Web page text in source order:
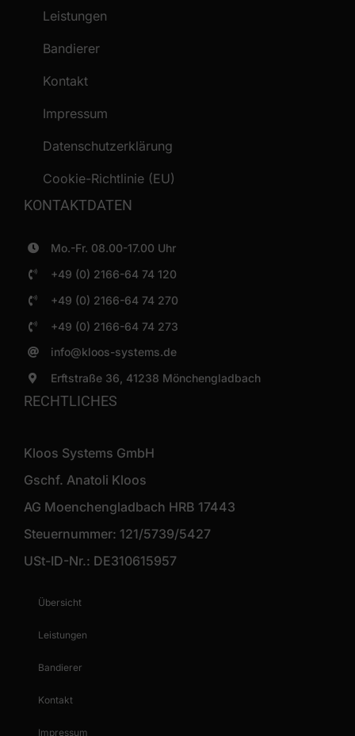
Leistungen
Bandierer
Kontakt
Impressum
Datenschutzerklärung
Cookie-Richtlinie (EU)
KONTAKTDATEN
Mo.-Fr. 08.00-17.00 Uhr
+49 (0) 2166-64 74 120
+49 (0) 2166-64 74 270
+49 (0) 2166-64 74 273
info@kloos-systems.de
Erftstraße 36, 41238 Mönchengladbach
RECHTLICHES
Kloos Systems GmbH
Gschf. Anatoli Kloos
AG Moenchengladbach HRB 17443
Steuernummer: 121/5739/5427
USt-ID-Nr.: DE310615957
Übersicht
Leistungen
Bandierer
Kontakt
Impressum